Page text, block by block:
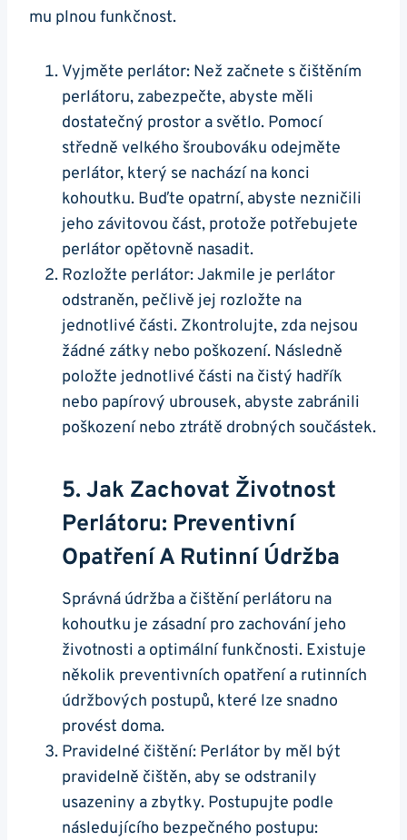
mu plnou funkčnost.
Vyjměte perlátor: Než začnete s čištěním
perlátoru, zabezpečte, abyste měli
dostatečný ⁣prostor a světlo. Pomocí
středně velkého šroubováku odejměte
perlátor, který se nachází na konci
kohoutku. Buďte opatrní, abyste nezničili
jeho závitovou část, protože ⁤potřebujete
perlátor opětovně nasadit.
Rozložte perlátor: Jakmile je perlátor
odstraněn, pečlivě jej rozložte‌ na
jednotlivé části. Zkontrolujte, zda nejsou​
žádné zátky nebo poškození. Následně
položte jednotlivé části na čistý hadřík
nebo papírový ubrousek, abyste zabránili
poškození nebo ztrátě drobných součástek.
5. ⁤Jak Zachovat Životnost
Perlátoru: Preventivní
Opatření A Rutinní Údržba
Správná ⁣údržba a čištění perlátoru na
‌kohoutku je zásadní pro‌ zachování jeho
životnosti a optimální funkčnosti. Existuje
několik preventivních opatření a rutinních
údržbových postupů, které lze snadno
provést doma.
Pravidelné čištění:⁣ Perlátor by měl být
pravidelně čištěn, aby se odstranily‍
usazeniny a zbytky. Postupujte podle
následujícího bezpečného postupu: